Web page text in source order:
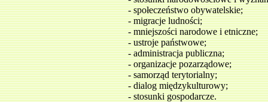
- społeczeństwo obywatelskie;
- migracje ludności;
- mniejszości narodowe i etniczne;
- ustroje państwowe;
- administracja publiczna;
- organizacje pozarządowe;
- samorząd terytorialny;
- dialog międzykulturowy;
- stosunki gospodarcze.